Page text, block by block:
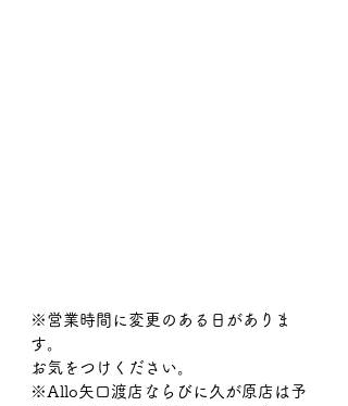
※営業時間に変更のある日がありま
す。
お気をつけください。
※Allo矢口渡店ならびに久が原店は予